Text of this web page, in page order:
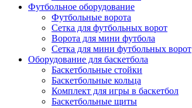
Футбольное оборудование
Футбольные ворота
Сетка для футбольных ворот
Ворота для мини футбола
Сетка для мини футбольных ворот
Оборудование для баскетбола
Баскетбольные стойки
Баскетбольные кольца
Комплект для игры в баскетбол
Баскетбольные щиты